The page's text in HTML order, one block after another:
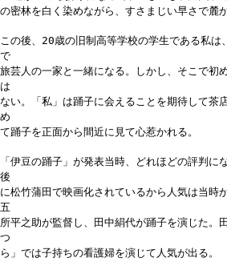
の密林を白く染めながら、すさまじい早さで麓
この後、20歳の旧制高等学校の学生である私は
で
旅芸人の一家と一緒になる。しかし、そこで初
は
ない。「私」は踊子に会えることを期待して茶
め
て踊子を正面から間近に見て心惹かれる。
「伊豆の踊子」が発表当時、どれほどの評判に
後
に松竹蒲田で映画化されているから人気は当時
五
所平之助が監督し、田中絹代が踊子を演じた。
つ
ら」では子持ちの看護婦を演じて人気が出る。